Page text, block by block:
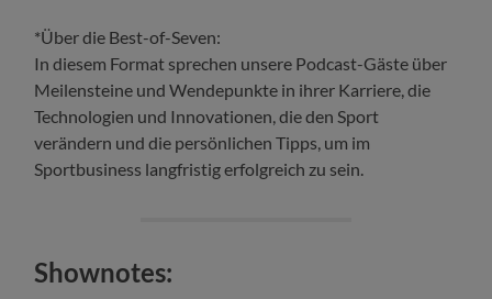
*Über die Best-of-Seven:
In diesem Format sprechen unsere Podcast-Gäste über
Meilensteine und Wendepunkte in ihrer Karriere, die
Technologien und Innovationen, die den Sport
verändern und die persönlichen Tipps, um im
Sportbusiness langfristig erfolgreich zu sein.
Shownotes: